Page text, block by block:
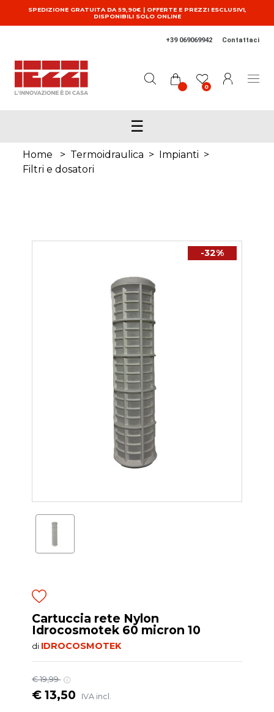
Salta al contenuto principale
SPEDIZIONE GRATUITA DA 59,90€ | OFFERTE E PREZZI ESCLUSIVI,
DISPONIBILI SOLO ONLINE
+39 069069942 Contattaci
0
☰
Home > Termoidraulica > Impianti >
Filtri e dosatori
-32%
Cartuccia rete Nylon
Idrocosmotek 60 micron 10
di IDROCOSMOTEK
€ 19,99
€ 13,50 IVA incl.